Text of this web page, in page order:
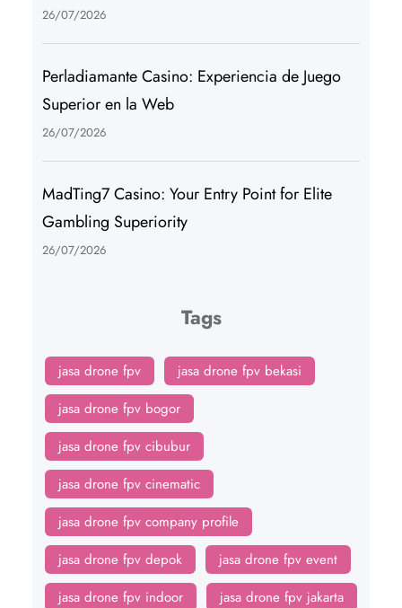
26/07/2026
Perladiamante Casino: Experiencia de Juego
Superior en la Web
26/07/2026
MadTing7 Casino: Your Entry Point for Elite
Gambling Superiority
26/07/2026
Tags
jasa drone fpv
jasa drone fpv bekasi
jasa drone fpv bogor
jasa drone fpv cibubur
jasa drone fpv cinematic
jasa drone fpv company profile
jasa drone fpv depok
jasa drone fpv event
jasa drone fpv indoor
jasa drone fpv jakarta